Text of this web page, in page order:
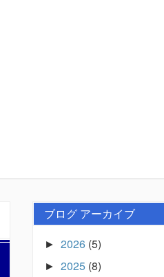
ブログ アーカイブ
► 2026 (5)
► 2025 (8)